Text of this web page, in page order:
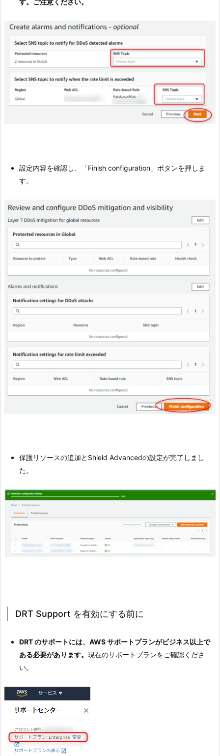
設定内容を確認し、「Finish configuration」ボタンを押しま
す。
保護リソースの追加とShield Advancedの設定が完了しまし
た。
DRT Support を有効にする前に
DRT のサポートには、AWS サポートプランがビジネス以上で
ある必要があります。 現在のサポートプランをご確認くださ
い。